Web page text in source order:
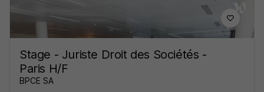
Stage - Juriste Droit des Sociétés -
Paris H/F
BPCE SA